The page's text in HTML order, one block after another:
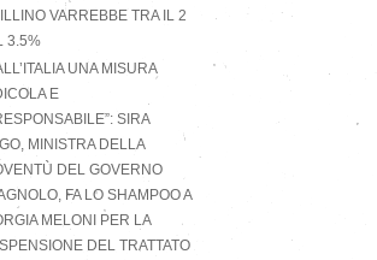
VARREBBE TRA IL 2
3.5%
UNA MISURA
E
SIRA
MINISTRA DELLA
DEL GOVERNO
FA LO SHAMPOO A
MELONI PER LA
DEL TRATTATO